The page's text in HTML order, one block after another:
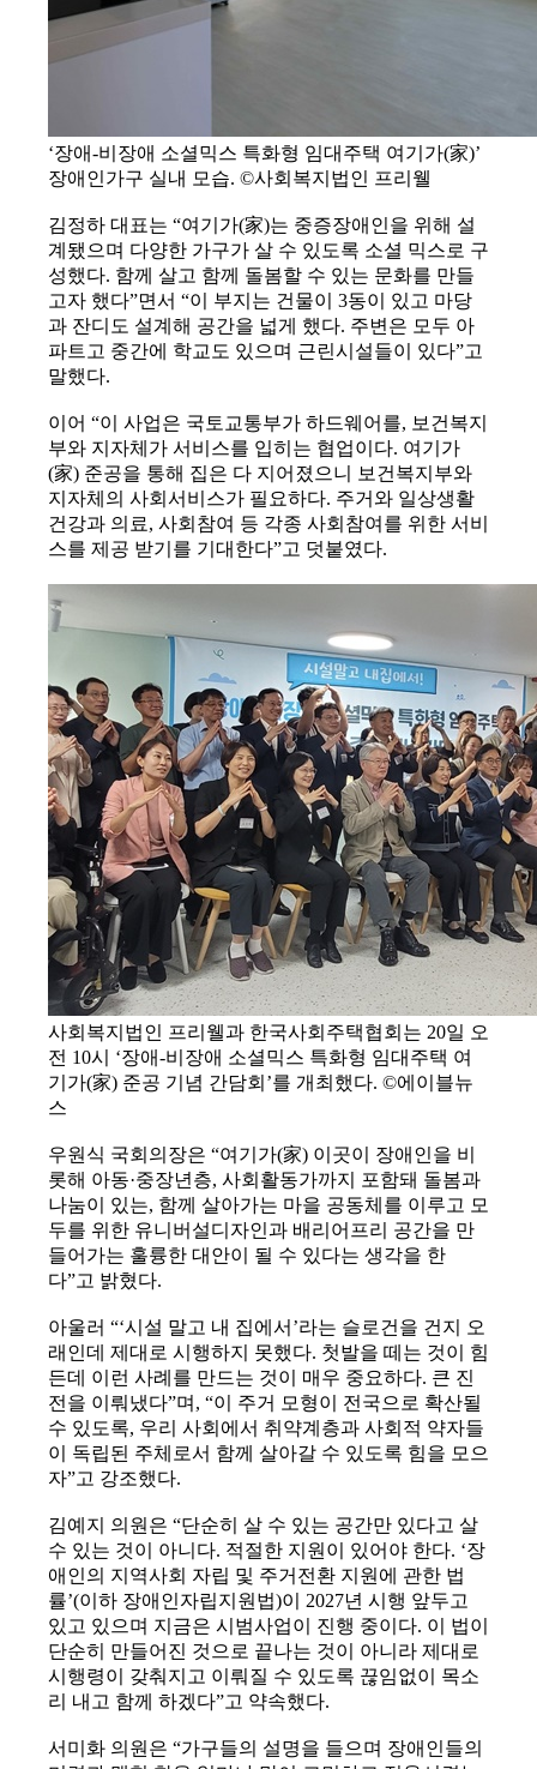
‘장애-비장애 소셜믹스 특화형 임대주택 여기가(家)’
장애인가구 실내 모습. ©사회복지법인 프리웰
김정하 대표는 “여기가(家)는 중증장애인을 위해 설
계됐으며 다양한 가구가 살 수 있도록 소셜 믹스로 구
성했다. 함께 살고 함께 돌봄할 수 있는 문화를 만들
고자 했다”면서 “이 부지는 건물이 3동이 있고 마당
과 잔디도 설계해 공간을 넓게 했다. 주변은 모두 아
파트고 중간에 학교도 있으며 근린시설들이 있다”고
말했다.
이어 “이 사업은 국토교통부가 하드웨어를, 보건복지
부와 지자체가 서비스를 입히는 협업이다. 여기가
(家) 준공을 통해 집은 다 지어졌으니 보건복지부와
지자체의 사회서비스가 필요하다. 주거와 일상생활
건강과 의료, 사회참여 등 각종 사회참여를 위한 서비
스를 제공 받기를 기대한다”고 덧붙였다.
사회복지법인 프리웰과 한국사회주택협회는 20일 오
전 10시 ‘장애-비장애 소셜믹스 특화형 임대주택 여
기가(家) 준공 기념 간담회’를 개최했다. ©에이블뉴
스
우원식 국회의장은 “여기가(家) 이곳이 장애인을 비
롯해 아동·중장년층, 사회활동가까지 포함돼 돌봄과
나눔이 있는, 함께 살아가는 마을 공동체를 이루고 모
두를 위한 유니버설디자인과 배리어프리 공간을 만
들어가는 훌륭한 대안이 될 수 있다는 생각을 한
다”고 밝혔다.
아울러 “‘시설 말고 내 집에서’라는 슬로건을 건지 오
래인데 제대로 시행하지 못했다. 첫발을 떼는 것이 힘
든데 이런 사례를 만드는 것이 매우 중요하다. 큰 진
전을 이뤄냈다”며, “이 주거 모형이 전국으로 확산될
수 있도록, 우리 사회에서 취약계층과 사회적 약자들
이 독립된 주체로서 함께 살아갈 수 있도록 힘을 모으
자”고 강조했다.
김예지 의원은 “단순히 살 수 있는 공간만 있다고 살
수 있는 것이 아니다. 적절한 지원이 있어야 한다. ‘장
애인의 지역사회 자립 및 주거전환 지원에 관한 법
률’(이하 장애인자립지원법)이 2027년 시행 앞두고
있고 있으며 지금은 시범사업이 진행 중이다. 이 법이
단순히 만들어진 것으로 끝나는 것이 아니라 제대로
시행령이 갖춰지고 이뤄질 수 있도록 끊임없이 목소
리 내고 함께 하겠다”고 약속했다.
서미화 의원은 “가구들의 설명을 들으며 장애인들의